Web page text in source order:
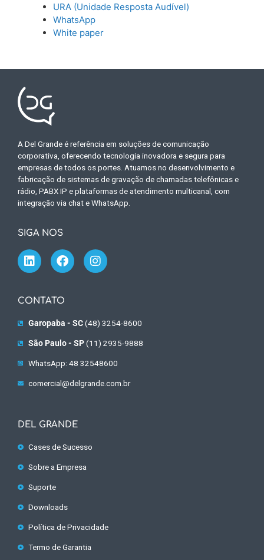
URA (Unidade Resposta Audível)
WhatsApp
White paper
A Del Grande é referência em soluções de comunicação
corporativa, oferecendo tecnologia inovadora e segura para
empresas de todos os portes. Atuamos no desenvolvimento e
fabricação de sistemas de gravação de chamadas telefônicas e
rádio, PABX IP e plataformas de atendimento multicanal, com
integração via chat e WhatsApp.
SIGA NOS
CONTATO
Garopaba - SC(48) 3254-8600
São Paulo - SP(11) 2935-9888
WhatsApp: 48 32548600
comercial@delgrande.com.br
DEL GRANDE
Cases de Sucesso
Sobre a Empresa
Suporte
Downloads
Política de Privacidade
Termo de Garantia